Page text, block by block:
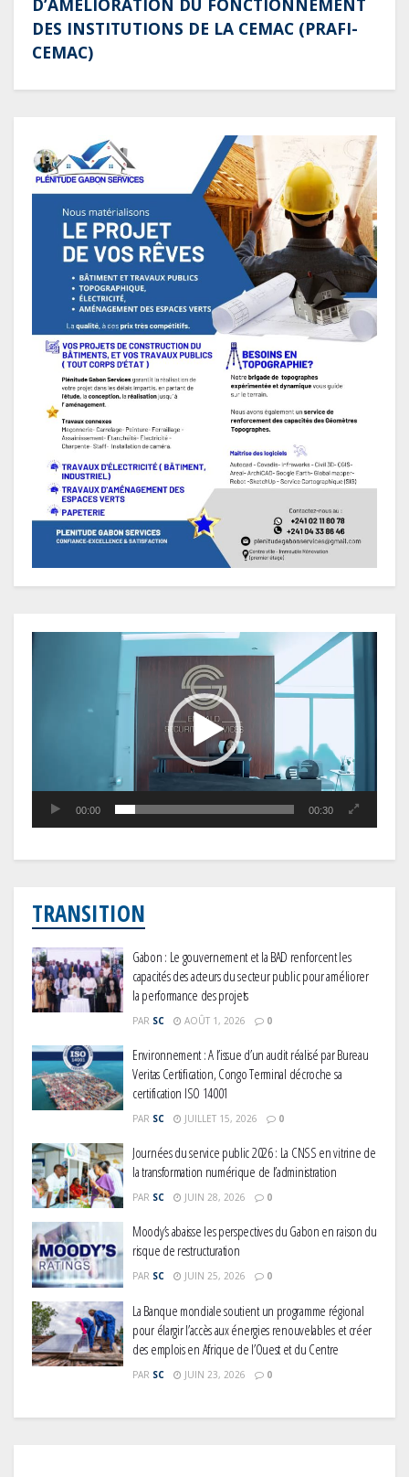
DES INSTITUTIONS DE LA CEMAC (PRAFI-
CEMAC)
00:00 00:30
TRANSITION
Gabon : Le gouvernement et la BAD renforcent les
capacités des acteurs du secteur public pour améliorer
la performance des projets
PAR SC AOÛT 1, 2026 0
Environnement : A l’issue d’un audit réalisé par Bureau
Veritas Certification, Congo Terminal décroche sa
certification ISO 14001
PAR SC JUILLET 15, 2026 0
Journées du service public 2026 : La CNSS en vitrine de
la transformation numérique de l’administration
PAR SC JUIN 28, 2026 0
Moody’s abaisse les perspectives du Gabon en raison du
risque de restructuration
PAR SC JUIN 25, 2026 0
La Banque mondiale soutient un programme régional
pour élargir l’accès aux énergies renouvelables et créer
des emplois en Afrique de l’Ouest et du Centre
PAR SC JUIN 23, 2026 0